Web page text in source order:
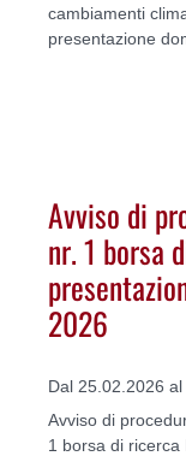
cambiamenti
presentazione
Avviso di
nr. 1 borsa
2026
Dal 25.02.2026
Avviso di
1 borsa di ricerca